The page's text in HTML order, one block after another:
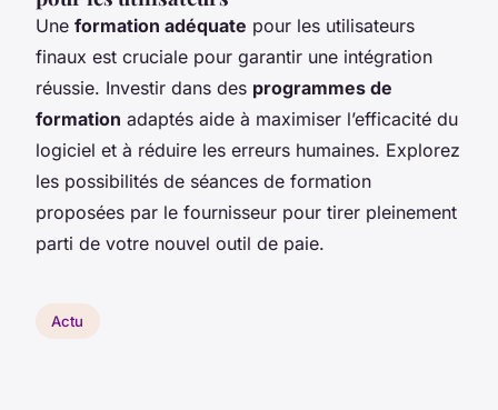
Une formation adéquate pour les utilisateurs
finaux est cruciale pour garantir une intégration
réussie. Investir dans des programmes de
formation adaptés aide à maximiser l’efficacité du
logiciel et à réduire les erreurs humaines. Explorez
les possibilités de séances de formation
proposées par le fournisseur pour tirer pleinement
parti de votre nouvel outil de paie.
Actu